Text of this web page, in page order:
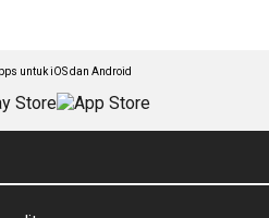
untuk iOS dan Android